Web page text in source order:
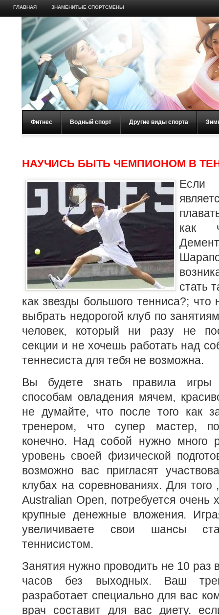
ГЛАВНАЯ ЗНАМЕНИТЫЕ СПОРТСМЕНЫ
Фитнес Водный спорт Другие виды спорта
НАУЧИСЬ БЫТЬ ЧЕМПИОНОМ В
как
стать
как звезды большого тенниса?; что
выбрать недорогой клуб по
человек, который ни разу не
секции и не хочешь работать над
теннесиста для тебя не возможна.
Вы будете знать правила игры
способам овладения мячем,
не думайте, что после того как
тренером, что супер мастер,
конечно. Над собой нужно много
уровень своей физической
возможно вас пригласят
клубах на соревнованиях. Для
Australian Open, потребуется очень
крупные денежные вложения.
увеличиваете свои шансы
теннисистом.
Занятия нужно проводить не 10 раз
часов без выходных. Ваш
разработает специально для вас
врач составит для вас диету.